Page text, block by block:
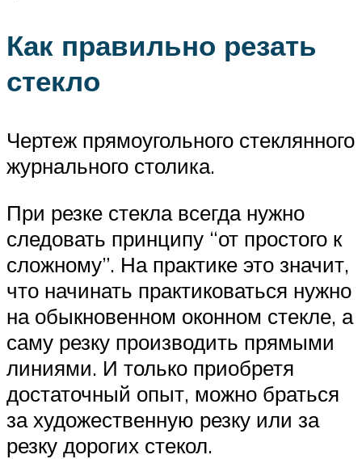
Как правильно резать
стекло
Чертеж прямоугольного стеклянного
журнального столика.
При резке стекла всегда нужно
следовать принципу “от простого к
сложному”. На практике это значит,
что начинать практиковаться нужно
на обыкновенном оконном стекле, а
саму резку производить прямыми
линиями. И только приобретя
достаточный опыт, можно браться
за художественную резку или за
резку дорогих стекол.